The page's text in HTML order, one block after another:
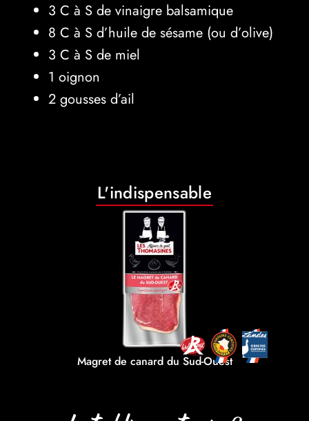
3 C à S de vinaigre balsamique
8 C à S d’huile de sésame (ou d’olive)
3 C à S de miel
1 oignon
2 gousses d’ail
L'indispensable
Magret de canard du Sud-Ouest